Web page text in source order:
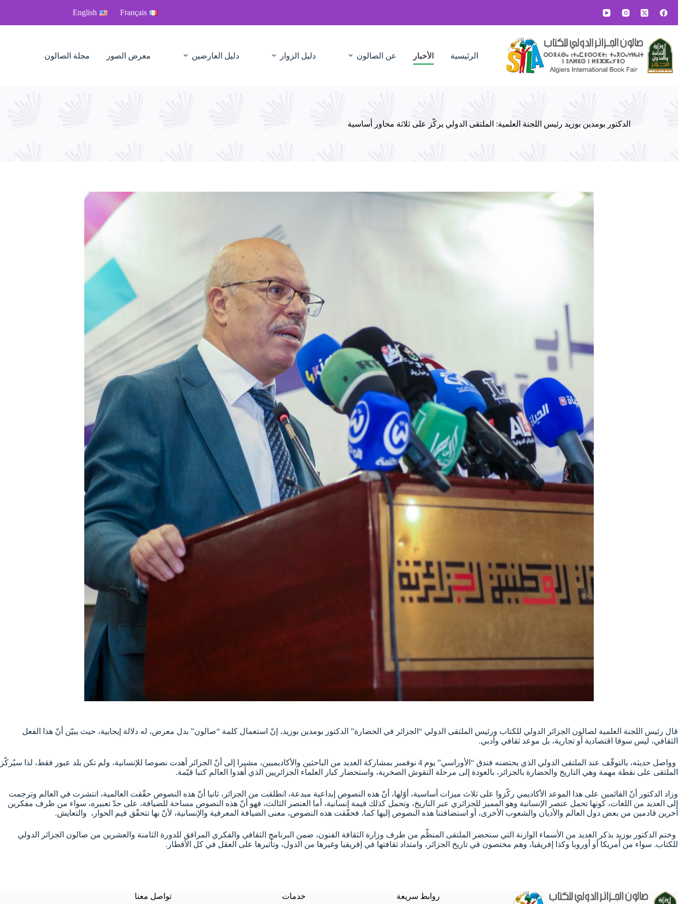
المحتوى
Français
English
الرئيسية الأخبار عن الصالون دليل الزوار دليل العارضين معرض الصور مجلة الصالون
الدكتور بومدين بوزيد رئيس اللجنة العلمية: الملتقى الدولي يركّز على ثلاثة محاور أساسية
قال رئيس اللجنة العلمية لصالون الجزائر الدولي للكتاب ورئيس الملتقى الدولي “الجزائر في الحضارة” الدكتور بومدين بوزيد، إنّ استعمال كلمة “صالون” بدل معرض، له دلالة إيجابية، حيث يبيّن أنّ هذا الفعل
الثقافي، ليس سوقا اقتصادية أو تجارية، بل موعد ثقافي وأدبي.
وواصل حديثه، بالتوقّف عند الملتقى الدولي الذي يحتضنه فندق “الأوراسي” يوم 4 نوفمبر بمشاركة العديد من الباحثين والأكاديميين، مشيرا إلى أنّ الجزائر أهدت نصوصا للإنسانية، ولم تكن بلد عبور فقط، لذا سيُركّز
الملتقى على نقطة مهمة وهي التاريخ والحضارة بالجزائر، بالعودة إلى مرحلة النقوش الصخرية، واستحضار كبار العلماء الجزائريين الذي أهدوا العالم كتبا قيّمة.
وزاد الدكتور أنّ القائمين على هذا الموعد الأكاديمي ركّزوا على ثلاث ميزات أساسية، أوّلها، أنّ هذه النصوص إبداعية مبدعة، انطلقت من الجزائر، ثانيا أنّ هذه النصوص حقّقت العالمية، انتشرت في العالم وترجمت
إلى العديد من اللغات، كونها تحمل عنصر الإنسانية وهو المميز للجزائري عبر التاريخ، وتحمل كذلك قيمة إنسانية، أما العنصر الثالث، فهو أنّ هذه النصوص مساحة للضيافة، على حدّ تعبيره، سواء من طرف مفكرين
آخرين قادمين من بعض دول العالم والأديان والشعوب الأخرى، أو استضافتنا هذه النصوص إليها كما، فحقّقت هذه النصوص، معنى الضيافة المعرفية والإنسانية، لأنّ بها تتحقّق قيم الحوار، والتعايش.
وختم الدكتور بوزيد بذكر العديد من الأسماء الوازنة التي ستحضر الملتقى المنظّم من طرف وزارة الثقافة الفنون، ضمن البرنامج الثقافي والفكري المرافق للدورة الثامنة والعشرين من صالون الجزائر الدولي
للكتاب. سواء من أمريكا أو أوروبا وكذا إفريقيا، وهم مختصون في تاريخ الجزائر، وامتداد ثقافتها في إفريقيا وغيرها من الدول، وتأثيرها على العقل في كل الأقطار.
روابط سريعة خدمات تواصل معنا